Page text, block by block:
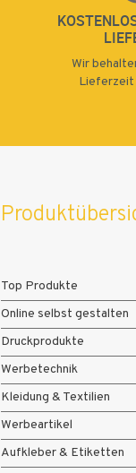
Wir
Lieferzeit
Top Produkte
Online selbst gestalten
Druckprodukte
Werbetechnik
Kleidung & Textilien
Werbeartikel
Aufkleber & Etiketten